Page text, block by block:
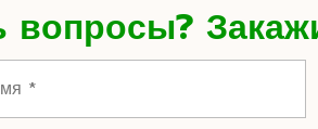
вопросы?